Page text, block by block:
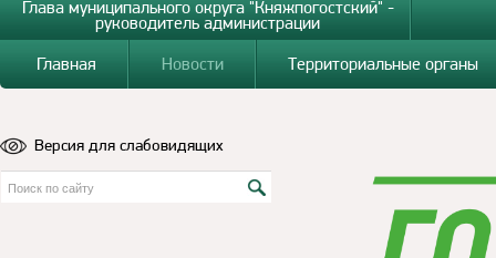
Глава муниципального округа "Княжпогостский" -
руководитель администрации
Главная
Новости Территориальные органы
Версия для слабовидящих